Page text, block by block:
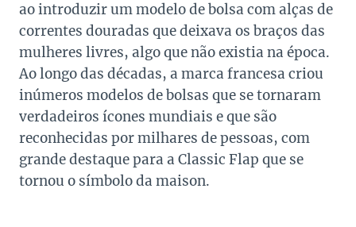
ao introduzir um modelo de bolsa com alças de
correntes douradas que deixava os braços das
mulheres livres, algo que não existia na época.
Ao longo das décadas, a marca francesa criou
inúmeros modelos de bolsas que se tornaram
verdadeiros ícones mundiais e que são
reconhecidas por milhares de pessoas, com
grande destaque para a Classic Flap que se
tornou o símbolo da maison.